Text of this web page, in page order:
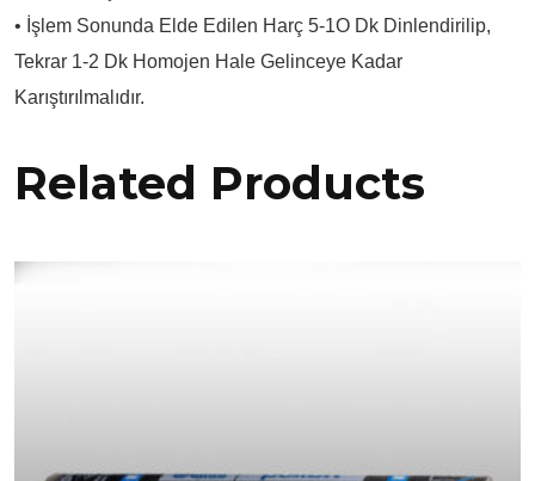
• İşlem Sonunda Elde Edilen Harç 5-1O Dk Dinlendirilip,
Tekrar 1-2 Dk Homojen Hale Gelinceye Kadar
Karıştırılmalıdır.
Related Products